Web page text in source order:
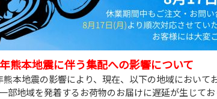
熊本地震に伴う集配への影響について
熊本地震の影響により、現在、以下の地域において
部地域を発着するお荷物のお届けに遅延が生じてお